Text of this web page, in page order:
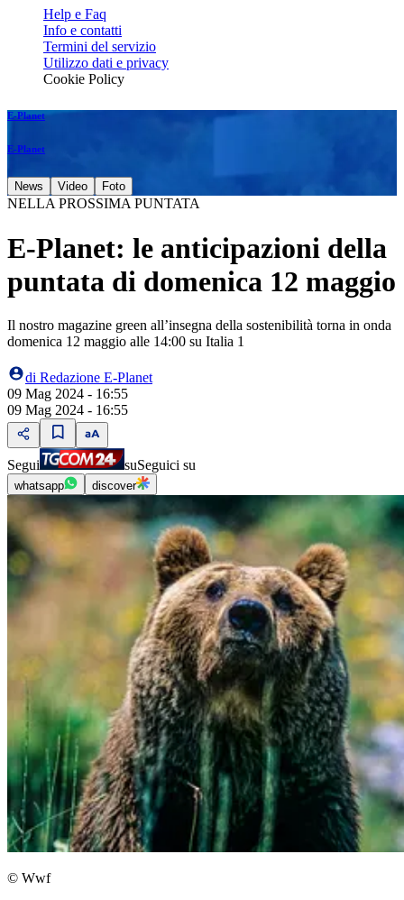
Help e Faq
Info e contatti
Termini del servizio
Utilizzo dati e privacy
Cookie Policy
E-Planet
E-Planet
News Video Foto
NELLA PROSSIMA PUNTATA
E-Planet: le anticipazioni della
puntata di domenica 12 maggio
Il nostro magazine green all’insegna della sostenibilità torna in onda
domenica 12 maggio alle 14:00 su Italia 1
di Redazione E-Planet
09 Mag 2024 - 16:55
09 Mag 2024 - 16:55
Segui suSeguici su
whatsapp discover
© Wwf